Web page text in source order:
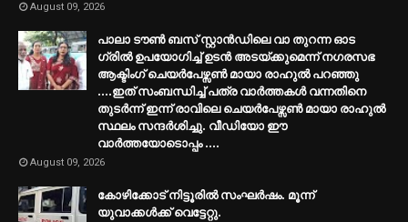
August 09, 2026
പാലാ ടൗൺ ബസ് സ്റ്റാൻഡിലെ വാ തുറന്ന ഓട
ഗ്രിൽ ഉപയോഗിച്ച് ഉടൻ അടയ്ക്കുമെന്ന് നഗരസഭ
ആക്ടിംഗ് ചെയർപേഴ്സൺ മായാ രാഹുൽ പറഞ്ഞു
....ഇത് സംബന്ധിച്ച് പത്ര വാർത്തകൾ വന്നതിനെ
തുടർന്ന് ഇന്ന് രാവിലെ ചെയർപേഴ്സൺ മായാ രാഹുൽ
സ്ഥലം സന്ദർശിച്ചു. വീഡിയോ ഈ
വാർത്തയോടൊപ്പം ....
August 09, 2026
കോഴിക്കോട് നിട്ടൂരിൽ സംഘർഷം. മൂന്ന്
യുവാക്കൾക്ക് വെട്ടേറ്റു.